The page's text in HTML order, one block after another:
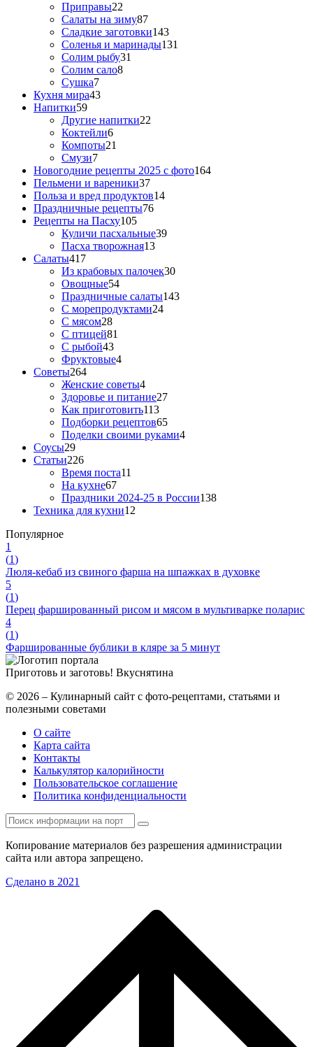
Приправы22
Салаты на зиму87
Сладкие заготовки143
Соленья и маринады131
Солим рыбу31
Солим сало8
Сушка7
Кухня мира43
Напитки59
Другие напитки22
Коктейли6
Компоты21
Смузи7
Новогодние рецепты 2025 с фото164
Пельмени и вареники37
Польза и вред продуктов14
Праздничные рецепты76
Рецепты на Пасху105
Куличи пасхальные39
Пасха творожная13
Салаты417
Из крабовых палочек30
Овощные54
Праздничные салаты143
С морепродуктами24
С мясом28
С птицей81
С рыбой43
Фруктовые4
Советы264
Женские советы4
Здоровье и питание27
Как приготовить113
Подборки рецептов65
Поделки своими руками4
Соусы29
Статьи226
Время поста11
На кухне67
Праздники 2024-25 в России138
Техника для кухни12
Популярное
1
(1)
Люля-кебаб из свиного фарша на шпажках в духовке
5
(1)
Перец фаршированный рисом и мясом в мультиварке поларис
4
(1)
Фаршированные бублики в кляре за 5 минут
Приготовь и заготовь! Вкуснятина
© 2026 – Кулинарный сайт с фото-рецептами, статьями и
полезными советами
О сайте
Карта сайта
Контакты
Калькулятор калорийности
Пользовательское соглашение
Политика конфиденциальности
Копирование материалов без разрешения администрации
сайта или автора запрещено.
Сделано в 2021